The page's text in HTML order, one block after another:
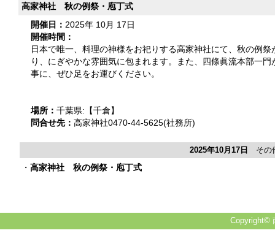
高家神社 秋の例祭・庖丁式
開催日： 2025年 10月 17日
開催時間：
日本で唯一、料理の神様をお祀りする高家神社にて、秋の例
り、にぎやかな雰囲気に包まれます。また、四條眞流本部一
事に、ぜひ足をお運びください。
場所： 千葉県:【千倉】
問合せ先： 高家神社0470-44-5625(社務所)
2025年10月17日 その
・ 高家神社 秋の例祭・庖丁式
Copyright©